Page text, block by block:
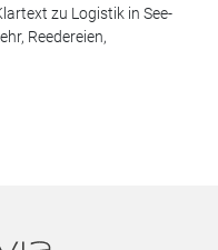
zu Logistik in See-
Reedereien,